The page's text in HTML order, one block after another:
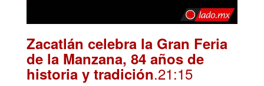
Zacatlán celebra la Gran Feria
de la Manzana, 84 años de
historia y tradición.21:15